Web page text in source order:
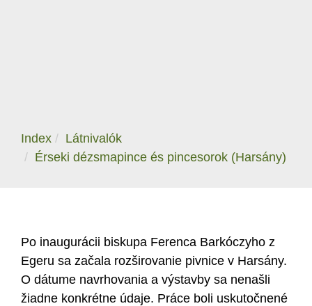
Index
Látnivalók
Érseki dézsmapince és pincesorok (Harsány)
Po inaugurácii biskupa Ferenca Barkóczyho z
Egeru sa začala rozširovanie pivnice v Harsány.
O dátume navrhovania a výstavby sa nenašli
žiadne konkrétne údaje. Práce boli uskutočnené